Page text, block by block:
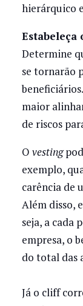
hierárquico
Determine
se tornarão
maior
de riscos
O vesting
exemplo,
carência de
Além disso,
seja, a cada
empresa, o
do total das
Já o cliff